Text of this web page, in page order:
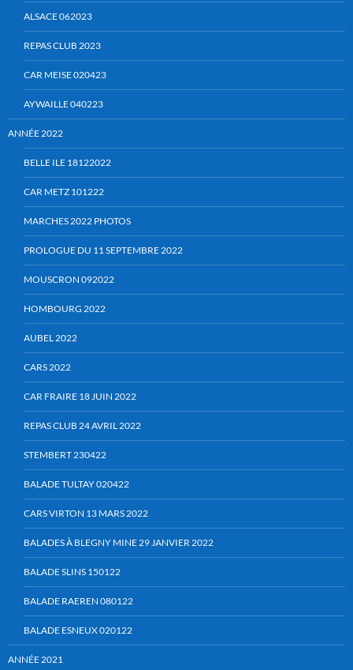
ALSACE 062023
REPAS CLUB 2023
CAR MEISE 020423
AYWAILLE 040223
ANNÉE 2022
BELLE ILE 18122022
CAR METZ 101222
MARCHES 2022 PHOTOS
PROLOGUE DU 11 SEPTEMBRE 2022
MOUSCRON 092022
HOMBOURG 2022
AUBEL 2022
CARS 2022
CAR FRAIRE 18 JUIN 2022
REPAS CLUB 24 AVRIL 2022
STEMBERT 230422
BALADE TULTAY 020422
CARS VIRTON 13 MARS 2022
BALADES À BLEGNY MINE 29 JANVIER 2022
BALADE SLINS 150122
BALADE RAEREN 080122
BALADE ESNEUX 020122
ANNÉE 2021